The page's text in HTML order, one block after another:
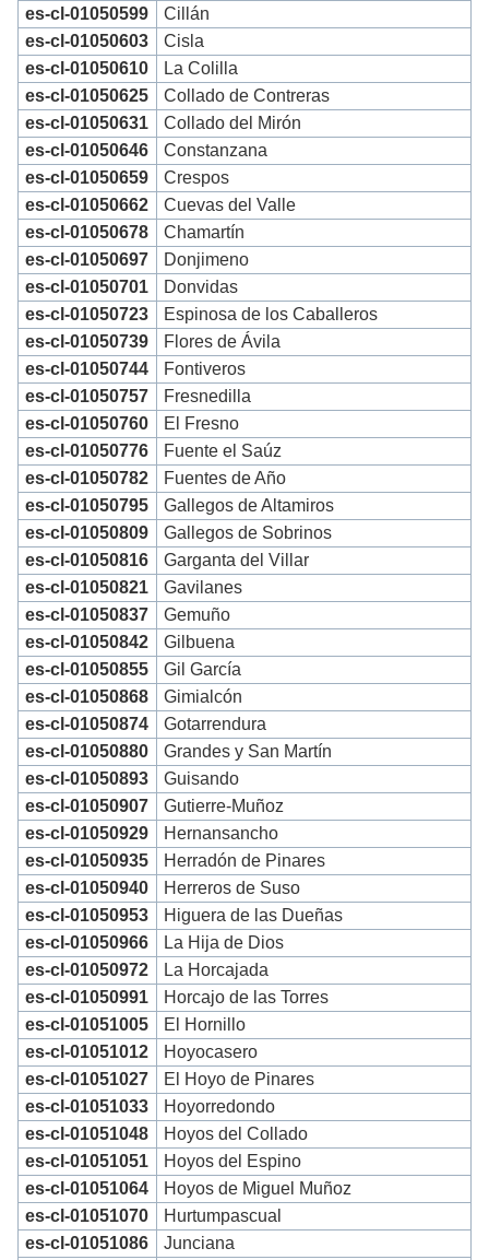
es-cl-01050599
Cillán
es-cl-01050603
Cisla
es-cl-01050610
La Colilla
es-cl-01050625
Collado de Contreras
es-cl-01050631
Collado del Mirón
es-cl-01050646
Constanzana
es-cl-01050659
Crespos
es-cl-01050662
Cuevas del Valle
es-cl-01050678
Chamartín
es-cl-01050697
Donjimeno
es-cl-01050701
Donvidas
es-cl-01050723
Espinosa de los Caballeros
es-cl-01050739
Flores de Ávila
es-cl-01050744
Fontiveros
es-cl-01050757
Fresnedilla
es-cl-01050760
El Fresno
es-cl-01050776
Fuente el Saúz
es-cl-01050782
Fuentes de Año
es-cl-01050795
Gallegos de Altamiros
es-cl-01050809
Gallegos de Sobrinos
es-cl-01050816
Garganta del Villar
es-cl-01050821
Gavilanes
es-cl-01050837
Gemuño
es-cl-01050842
Gilbuena
es-cl-01050855
Gil García
es-cl-01050868
Gimialcón
es-cl-01050874
Gotarrendura
es-cl-01050880
Grandes y San Martín
es-cl-01050893
Guisando
es-cl-01050907
Gutierre-Muñoz
es-cl-01050929
Hernansancho
es-cl-01050935
Herradón de Pinares
es-cl-01050940
Herreros de Suso
es-cl-01050953
Higuera de las Dueñas
es-cl-01050966
La Hija de Dios
es-cl-01050972
La Horcajada
es-cl-01050991
Horcajo de las Torres
es-cl-01051005
El Hornillo
es-cl-01051012
Hoyocasero
es-cl-01051027
El Hoyo de Pinares
es-cl-01051033
Hoyorredondo
es-cl-01051048
Hoyos del Collado
es-cl-01051051
Hoyos del Espino
es-cl-01051064
Hoyos de Miguel Muñoz
es-cl-01051070
Hurtumpascual
es-cl-01051086
Junciana